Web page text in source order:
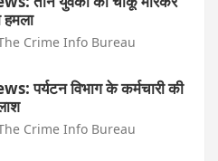
हमला
Crime Info Bureau
पर्यटन विभाग के कर्मचारी की
Crime Info Bureau